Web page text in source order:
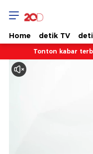
Home detik TV
Tonton kabar